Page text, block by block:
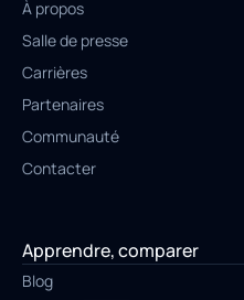
À propos
Salle de presse
Carrières
Partenaires
Communauté
Contacter
Apprendre, comparer
Blog